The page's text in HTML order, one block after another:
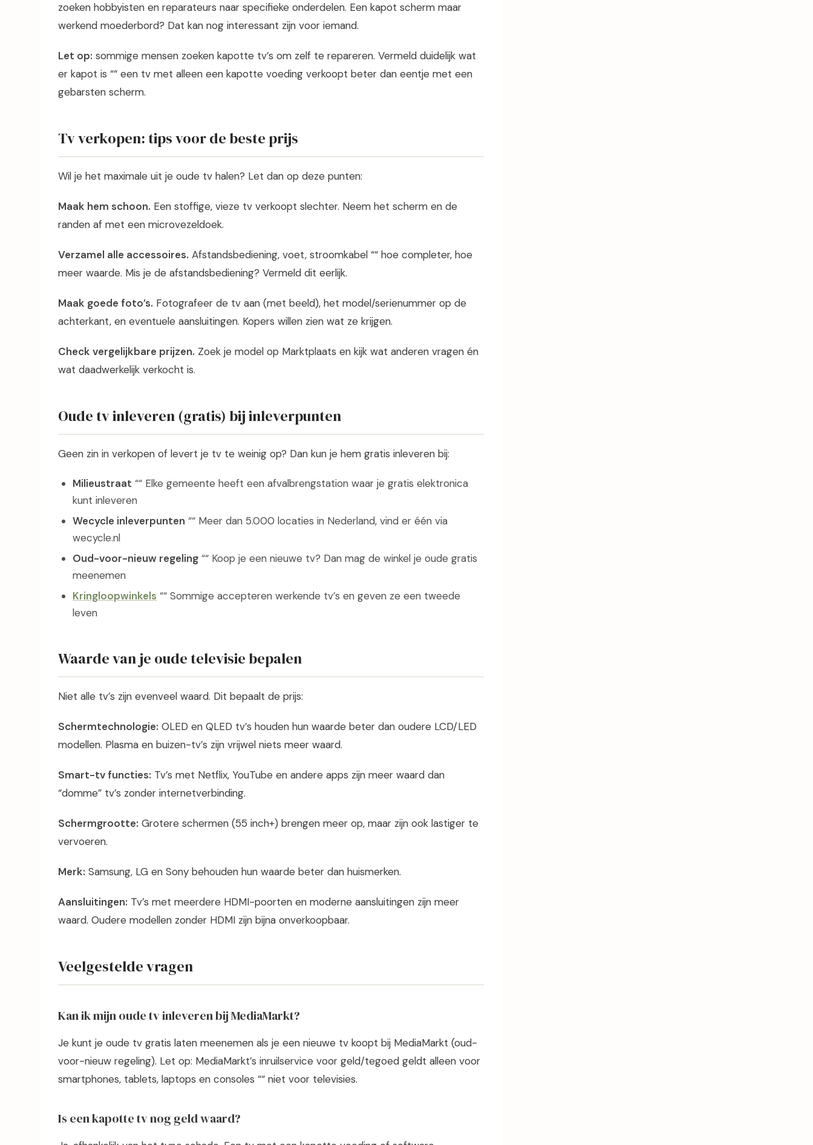
zoeken hobbyisten en reparateurs naar specifieke onderdelen. Een kapot scherm maar
werkend moederbord? Dat kan nog interessant zijn voor iemand.
Let op: sommige mensen zoeken kapotte tv’s om zelf te repareren. Vermeld duidelijk wat
er kapot is ““ een tv met alleen een kapotte voeding verkoopt beter dan eentje met een
gebarsten scherm.
Tv verkopen: tips voor de beste prijs
Wil je het maximale uit je oude tv halen? Let dan op deze punten:
Maak hem schoon. Een stoffige, vieze tv verkoopt slechter. Neem het scherm en de
randen af met een microvezeldoek.
Verzamel alle accessoires. Afstandsbediening, voet, stroomkabel ““ hoe completer, hoe
meer waarde. Mis je de afstandsbediening? Vermeld dit eerlijk.
Maak goede foto’s. Fotografeer de tv aan (met beeld), het model/serienummer op de
achterkant, en eventuele aansluitingen. Kopers willen zien wat ze krijgen.
Check vergelijkbare prijzen. Zoek je model op Marktplaats en kijk wat anderen vragen én
wat daadwerkelijk verkocht is.
Oude tv inleveren (gratis) bij inleverpunten
Geen zin in verkopen of levert je tv te weinig op? Dan kun je hem gratis inleveren bij:
Milieustraat ““ Elke gemeente heeft een afvalbrengstation waar je gratis elektronica
kunt inleveren
Wecycle inleverpunten ““ Meer dan 5.000 locaties in Nederland, vind er één via
wecycle.nl
Oud-voor-nieuw regeling ““ Koop je een nieuwe tv? Dan mag de winkel je oude gratis
meenemen
Kringloopwinkels ““ Sommige accepteren werkende tv’s en geven ze een tweede
leven
Waarde van je oude televisie bepalen
Niet alle tv’s zijn evenveel waard. Dit bepaalt de prijs:
Schermtechnologie: OLED en QLED tv’s houden hun waarde beter dan oudere LCD/LED
modellen. Plasma en buizen-tv’s zijn vrijwel niets meer waard.
Smart-tv functies: Tv’s met Netflix, YouTube en andere apps zijn meer waard dan
“domme” tv’s zonder internetverbinding.
Schermgrootte: Grotere schermen (55 inch+) brengen meer op, maar zijn ook lastiger te
vervoeren.
Merk: Samsung, LG en Sony behouden hun waarde beter dan huismerken.
Aansluitingen: Tv’s met meerdere HDMI-poorten en moderne aansluitingen zijn meer
waard. Oudere modellen zonder HDMI zijn bijna onverkoopbaar.
Veelgestelde vragen
Kan ik mijn oude tv inleveren bij MediaMarkt?
Je kunt je oude tv gratis laten meenemen als je een nieuwe tv koopt bij MediaMarkt (oud-
voor-nieuw regeling). Let op: MediaMarkt’s inruilservice voor geld/tegoed geldt alleen voor
smartphones, tablets, laptops en consoles ““ niet voor televisies.
Is een kapotte tv nog geld waard?